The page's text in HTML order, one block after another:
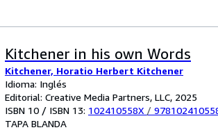
Kitchener in his own Words
Kitchener, Horatio Herbert Kitchener
Idioma: Inglés
Editorial: Creative Media Partners, LLC, 2025
ISBN 10 / ISBN 13: 102410558X /
TAPA BLANDA